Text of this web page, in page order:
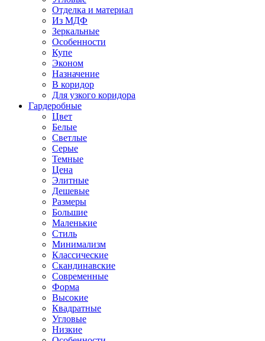
Отделка и материал
Из МДФ
Зеркальные
Особенности
Купе
Эконом
Назначение
В коридор
Для узкого коридора
Гардеробные
Цвет
Белые
Светлые
Серые
Темные
Цена
Элитные
Дешевые
Размеры
Большие
Маленькие
Стиль
Минимализм
Классические
Скандинавские
Современные
Форма
Высокие
Квадратные
Угловые
Низкие